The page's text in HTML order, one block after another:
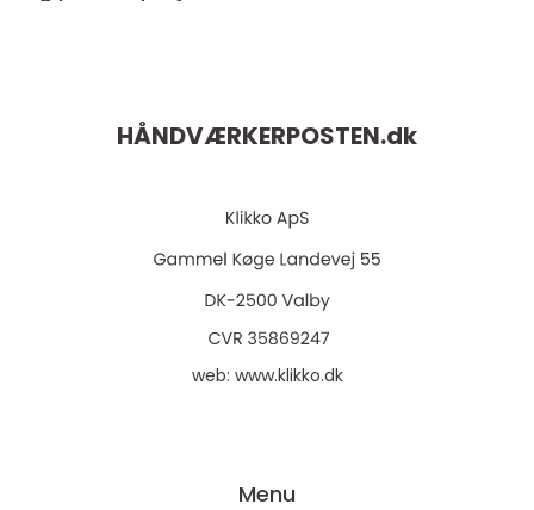
HÅNDVÆRKERPOSTEN.dk
web: www.klikko.dk
Menu